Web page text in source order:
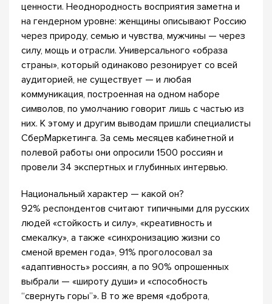
ценности. Неоднородность восприятия заметна и
на гендерном уровне: женщины описывают Россию
через природу, семью и чувства, мужчины — через
силу, мощь и отрасли. Универсального «образа
страны», который одинаково резонирует со всей
аудиторией, не существует — и любая
коммуникация, построенная на одном наборе
символов, по умолчанию говорит лишь с частью из
них. К этому и другим выводам пришли специалисты
СберМаркетинга. За семь месяцев кабинетной и
полевой работы они опросили 1500 россиян и
провели 34 экспертных и глубинных интервью.
Национальный характер — какой он?
92% респондентов считают типичными для русских
людей «стойкость и силу», «креативность и
смекалку», а также «синхронизацию жизни со
сменой времен года», 91% проголосовал за
«адаптивность» россиян, а по 90% опрошенных
выбрали — «широту души» и «способность
“свернуть горы”». В то же время «доброта,